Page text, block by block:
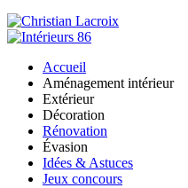
Accueil
Aménagement intérieur
Extérieur
Décoration
Rénovation
Évasion
Idées & Astuces
Jeux concours